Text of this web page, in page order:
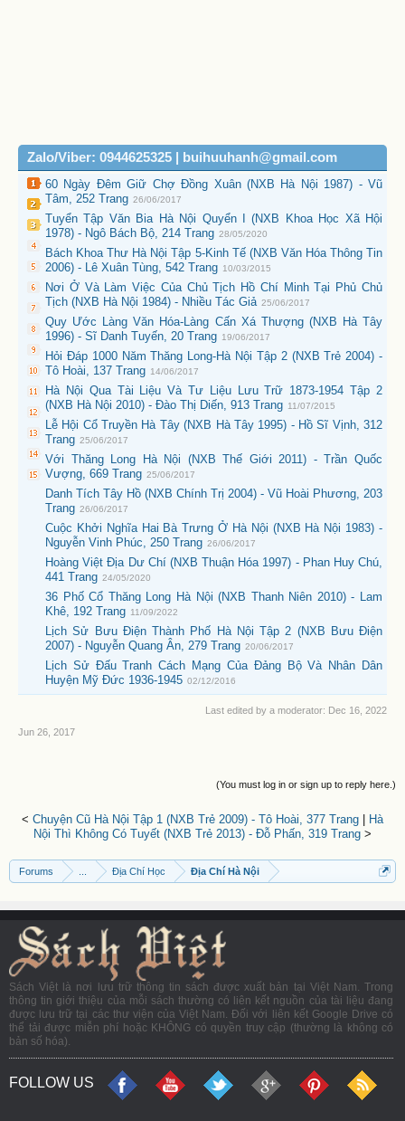
Zalo/Viber: 0944625325 | buihuuhanh@gmail.com
60 Ngày Đêm Giữ Chợ Đồng Xuân (NXB Hà Nội 1987) - Vũ
Tâm, 252 Trang 26/06/2017
Tuyển Tập Văn Bia Hà Nội Quyển I (NXB Khoa Học Xã Hội
1978) - Ngô Bách Bộ, 214 Trang 28/05/2020
Bách Khoa Thư Hà Nội Tập 5-Kinh Tế (NXB Văn Hóa Thông Tin
2006) - Lê Xuân Tùng, 542 Trang 10/03/2015
Nơi Ở Và Làm Việc Của Chủ Tịch Hồ Chí Minh Tại Phủ Chủ
Tịch (NXB Hà Nội 1984) - Nhiều Tác Giả 25/06/2017
Quy Ước Làng Văn Hóa-Làng Cấn Xá Thượng (NXB Hà Tây
1996) - Sĩ Danh Tuyến, 20 Trang 19/06/2017
Hỏi Đáp 1000 Năm Thăng Long-Hà Nội Tập 2 (NXB Trẻ 2004) -
Tô Hoài, 137 Trang 14/06/2017
Hà Nội Qua Tài Liệu Và Tư Liệu Lưu Trữ 1873-1954 Tập 2
(NXB Hà Nội 2010) - Đào Thị Diến, 913 Trang 11/07/2015
Lễ Hội Cổ Truyền Hà Tây (NXB Hà Tây 1995) - Hồ Sĩ Vịnh, 312
Trang 25/06/2017
Với Thăng Long Hà Nội (NXB Thế Giới 2011) - Trần Quốc
Vượng, 669 Trang 25/06/2017
Danh Tích Tây Hồ (NXB Chính Trị 2004) - Vũ Hoài Phương, 203
Trang 26/06/2017
Cuộc Khởi Nghĩa Hai Bà Trưng Ở Hà Nội (NXB Hà Nội 1983) -
Nguyễn Vinh Phúc, 250 Trang 26/06/2017
Hoàng Việt Địa Dư Chí (NXB Thuận Hóa 1997) - Phan Huy Chú,
441 Trang 24/05/2020
36 Phố Cổ Thăng Long Hà Nội (NXB Thanh Niên 2010) - Lam
Khê, 192 Trang 11/09/2022
Lịch Sử Bưu Điện Thành Phố Hà Nội Tập 2 (NXB Bưu Điện
2007) - Nguyễn Quang Ân, 279 Trang 20/06/2017
Lịch Sử Đấu Tranh Cách Mạng Của Đảng Bộ Và Nhân Dân
Huyện Mỹ Đức 1936-1945 02/12/2016
Last edited by a moderator: Dec 16, 2022
Jun 26, 2017
(You must log in or sign up to reply here.)
< Chuyện Cũ Hà Nội Tập 1 (NXB Trẻ 2009) - Tô Hoài, 377 Trang
Hà
Nội Thì Không Có Tuyết (NXB Trẻ 2013) - Đỗ Phấn, 319 Trang >
Forums Địa Chí Học Địa Chí Hà Nội
Sách Việt là nơi lưu trữ thông tin sách được xuất bản tại Việt Nam. Trong
thông tin giới thiệu của mỗi sách thường có liên kết nguồn của tài liệu đang
được lưu trữ tại các thư viện của Việt Nam. Đối với liên kết Google Drive có
thể tải được miễn phí hoặc KHÔNG có quyền truy cập (thường là không có
bản số hóa).
FOLLOW US